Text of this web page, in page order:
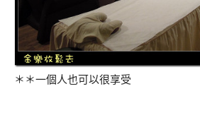
＊＊一個人也可以很享受